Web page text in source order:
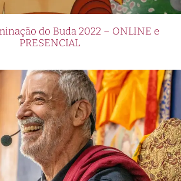
do Buda 2022 – ONLINE e
PRESENCIAL